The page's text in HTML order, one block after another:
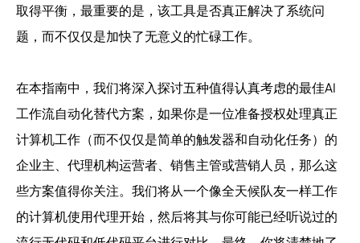
取得平衡，最重要的是，该工具是否真正解决了系统问
题，而不仅仅是加快了无意义的忙碌工作。
在本指南中，我们将深入探讨五种值得认真考虑的最佳AI
工作流自动化替代方案，如果你是一位准备授权处理真正
计算机工作（而不仅仅是简单的触发器和自动化任务）的
企业主、代理机构运营者、销售主管或营销人员，那么这
些方案值得你关注。我们将从一个像全天候队友一样工作
的计算机使用代理开始，然后将其与你可能已经听说过的